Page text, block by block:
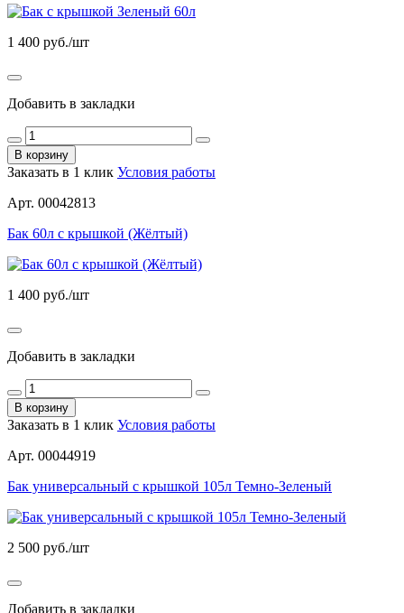
1 400 руб./шт
Добавить в закладки
В корзину
Заказать в 1 клик Условия работы
Арт. 00042813
Бак 60л с крышкой (Жёлтый)
1 400 руб./шт
Добавить в закладки
В корзину
Заказать в 1 клик Условия работы
Арт. 00044919
Бак универсальный с крышкой 105л Темно-Зеленый
2 500 руб./шт
Добавить в закладки